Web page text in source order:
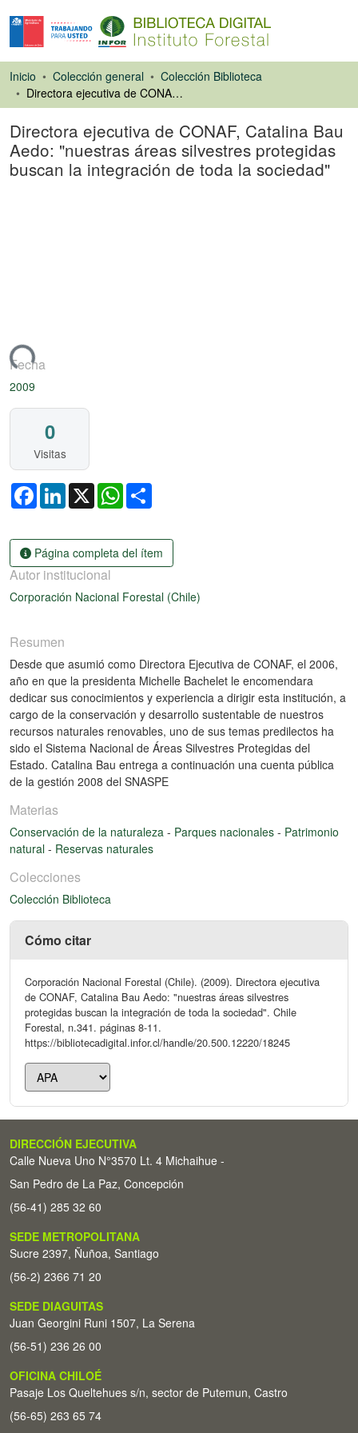
Inicio Colección general
Colección Biblioteca
Directora ejecutiva de CONAF, Catalina Bau Aedo: "nuestras áreas silvestres protegidas buscan la integración de toda la sociedad"
Directora ejecutiva de CONAF, Catalina Bau
Aedo: "nuestras áreas silvestres protegidas
buscan la integración de toda la sociedad"
Fecha
2009
0
Visitas
FacebookLinkedIn
X WhatsApp
Página completa del ítem
Autor institucional
Corporación Nacional Forestal (Chile)
Resumen
Desde que asumió como Directora Ejecutiva de CONAF, el 2006,
año en que la presidenta Michelle Bachelet le encomendara
dedicar sus conocimientos y experiencia a dirigir esta institución, a
cargo de la conservación y desarrollo sustentable de nuestros
recursos naturales renovables, uno de sus temas predilectos ha
sido el Sistema Nacional de Áreas Silvestres Protegidas del
Estado. Catalina Bau entrega a continuación una cuenta pública
de la gestión 2008 del SNASPE
Materias
Conservación de la naturaleza - Parques nacionales - Patrimonio
natural - Reservas naturales
Colecciones
Colección Biblioteca
Cómo citar
Corporación Nacional Forestal (Chile). (2009). Directora ejecutiva
de CONAF, Catalina Bau Aedo: "nuestras áreas silvestres
protegidas buscan la integración de toda la sociedad". Chile
Forestal, n.341. páginas 8-11.
https://bibliotecadigital.infor.cl/handle/20.500.12220/18245
DIRECCIÓN EJECUTIVA
Calle Nueva Uno N°3570 Lt. 4 Michaihue -
San Pedro de La Paz, Concepción
(56-41) 285 32 60
SEDE METROPOLITANA
Sucre 2397, Ñuñoa, Santiago
(56-2) 2366 71 20
SEDE DIAGUITAS
Juan Georgini Runi 1507, La Serena
(56-51) 236 26 00
OFICINA CHILOÉ
Pasaje Los Queltehues s/n, sector de Putemun, Castro
(56-65) 263 65 74